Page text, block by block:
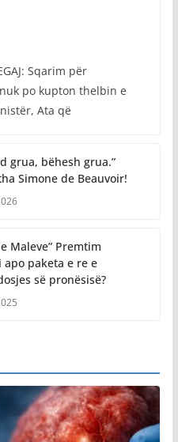
Sqarim për
po kupton thelbin e
Ata që
grua, bëhesh grua.”
Simone de Beauvoir!
Maleve” Premtim
paketa e re e
së pronësisë?